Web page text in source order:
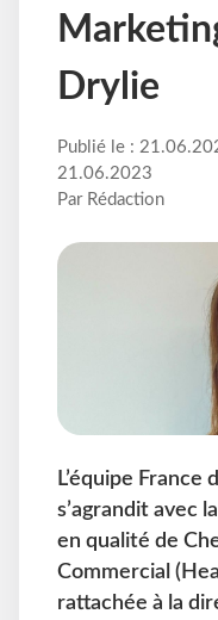
Drylie
Publié le :
21.06.2023
Par Rédaction
L’équipe France
s’agrandit avec
en qualité de
Commercial
rattachée à la